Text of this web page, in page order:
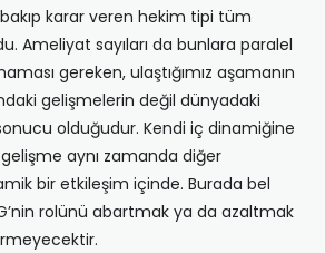
karar veren hekim tipi tüm
Ameliyat sayıları da bunlara paralel
gereken, ulaştığımız aşamanın
gelişmelerin değil dünyadaki
olduğudur. Kendi iç dinamiğine
aynı zamanda diğer
bir etkileşim içinde. Burada bel
rolünü abartmak ya da azaltmak